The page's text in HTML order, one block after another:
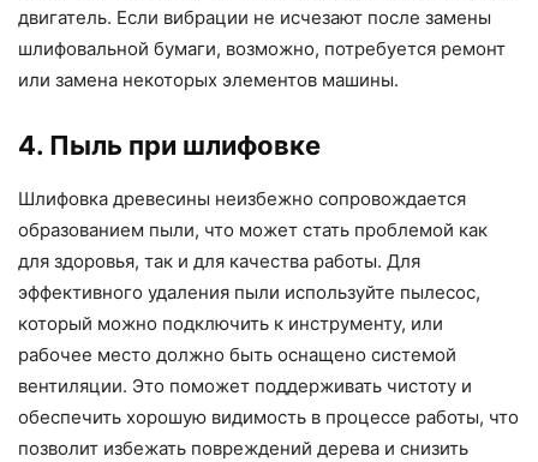
двигатель. Если вибрации не исчезают после замены
шлифовальной бумаги, возможно, потребуется ремонт
или замена некоторых элементов машины.
4. Пыль при шлифовке
Шлифовка древесины неизбежно сопровождается
образованием пыли, что может стать проблемой как
для здоровья, так и для качества работы. Для
эффективного удаления пыли используйте пылесос,
который можно подключить к инструменту, или
рабочее место должно быть оснащено системой
вентиляции. Это поможет поддерживать чистоту и
обеспечить хорошую видимость в процессе работы, что
позволит избежать повреждений дерева и снизить